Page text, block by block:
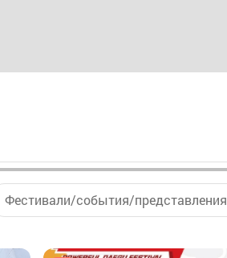
Фестивали/события/представления